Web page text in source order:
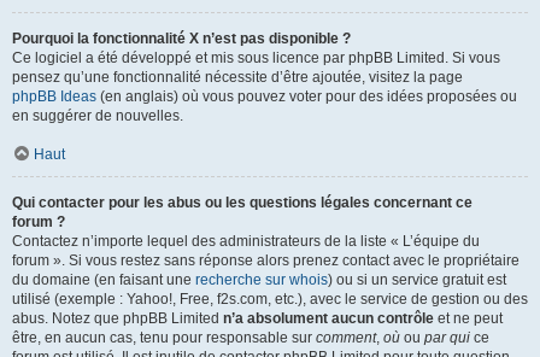
Pourquoi la fonctionnalité X n’est pas disponible ?
Ce logiciel a été développé et mis sous licence par phpBB Limited. Si vous
pensez qu’une fonctionnalité nécessite d’être ajoutée, visitez la page
phpBB Ideas (en anglais) où vous pouvez voter pour des idées proposées ou
en suggérer de nouvelles.
Haut
Qui contacter pour les abus ou les questions légales concernant ce
forum ?
Contactez n’importe lequel des administrateurs de la liste « L’équipe du
forum ». Si vous restez sans réponse alors prenez contact avec le propriétaire
du domaine (en faisant une recherche sur whois) ou si un service gratuit est
utilisé (exemple : Yahoo!, Free, f2s.com, etc.), avec le service de gestion ou des
abus. Notez que phpBB Limited n’a absolument aucun contrôle et ne peut
être, en aucun cas, tenu pour responsable sur comment, où ou par qui ce